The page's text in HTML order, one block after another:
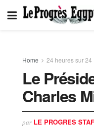
Home 24 heures sur 24
Le
Charles
par LE PROGRES